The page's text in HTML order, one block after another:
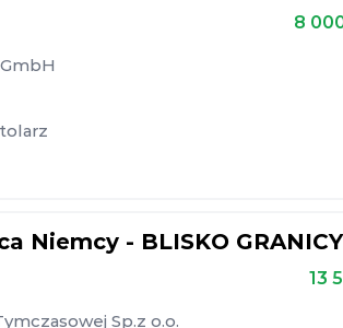
8
Niemcy - BLISKO GRANICY
13
Sp.z o.o.